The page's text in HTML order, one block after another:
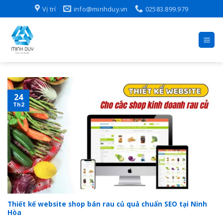
to
content
Vị trí info@minhduy.vn 02583.899.979
Thiết kế website shop bán rau củ quả chuẩn SEO tại Ninh
Hòa
24
Th2